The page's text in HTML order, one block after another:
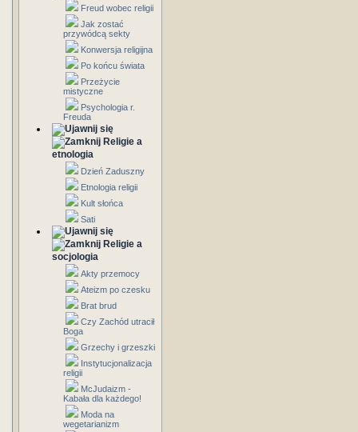
Freud wobec religii
Jak zostać
przywódcą sekty
Konwersja religijna
Po końcu świata
Przeżycie
mistyczne
Psychologia r.
Freuda
Religie a
etnologia
Dzień Zaduszny
Etnologia religii
Kult słońca
Sati
Religie a
socjologia
Akty przemocy
Ateizm po czesku
Brat brud
Czy Zachód utracił
Boga
Grzechy i grzeszki
Instytucjonalizacja
religii
McJudaizm -
Kabała dla każdego!
Moda na
wegetarianizm